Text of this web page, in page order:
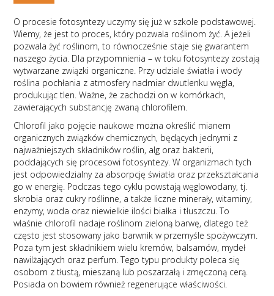
O procesie fotosyntezy uczymy się już w szkole podstawowej.
Wiemy, że jest to proces, który pozwala roślinom żyć. A jeżeli
pozwala żyć roślinom, to równocześnie staje się gwarantem
naszego życia. Dla przypomnienia – w toku fotosyntezy zostają
wytwarzane związki organiczne. Przy udziale światła i wody
roślina pochłania z atmosfery nadmiar dwutlenku węgla,
produkując tlen. Ważne, że zachodzi on w komórkach,
zawierających substancję zwaną chlorofilem.
Chlorofil jako pojęcie naukowe można określić mianem
organicznych związków chemicznych, będących jednymi z
najważniejszych składników roślin, alg oraz bakterii,
poddających się procesowi fotosyntezy. W organizmach tych
jest odpowiedzialny za absorpcję światła oraz przekształcania
go w energię. Podczas tego cyklu powstają węglowodany, tj.
skrobia oraz cukry roślinne, a także liczne minerały, witaminy,
enzymy, woda oraz niewielkie ilości białka i tłuszczu. To
właśnie chlorofil nadaje roślinom zieloną barwę, dlatego też
często jest stosowany jako barwnik w przemyśle spożywczym.
Poza tym jest składnikiem wielu kremów, balsamów, mydeł
nawilżających oraz perfum. Tego typu produkty poleca się
osobom z tłustą, mieszaną lub poszarzałą i zmęczoną cerą.
Posiada on bowiem również regenerujące właściwości.